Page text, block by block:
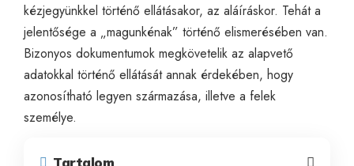
kézjegyünkkel történő ellátásakor, az aláíráskor. Tehát a
jelentősége a „magunkénak” történő elismerésében van.
Bizonyos dokumentumok megkövetelik az alapvető
adatokkal történő ellátását annak érdekében, hogy
azonosítható legyen származása, illetve a felek
személye.
Tartalom